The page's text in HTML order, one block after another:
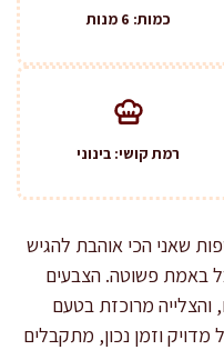
כמות: 6 מנות
רמת קושי: בינוני
שאני הכי אוהבת להגיש
באמת פשוטה. הצבעים
והצלייה מרוכזת בטעם
וזמן נכון, מתקבלים